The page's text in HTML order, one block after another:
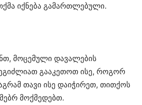
იქნება გამართლებული.
მოცემული დავალების
გააკეთოთ ისე, როგორ
თავი ისე დაიჭირეთ, თითქოს
მოქმედებთ.